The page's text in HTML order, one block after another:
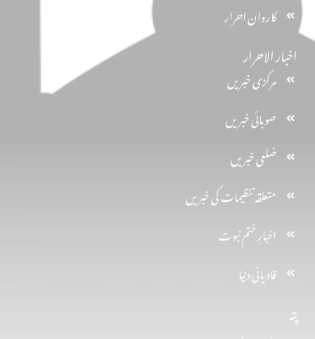
پتہ
اخبار الاحرار
مرکزی خبریں
صوبائی خبریں
ضلعی خبریں
متعلقہ تنظیمات کی خبریں
اخبارِ ختم نبوت
قادیانی دنیا
کاروان احرار